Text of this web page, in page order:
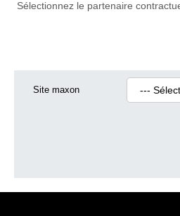
Sélectionnez le partenaire
Site maxon